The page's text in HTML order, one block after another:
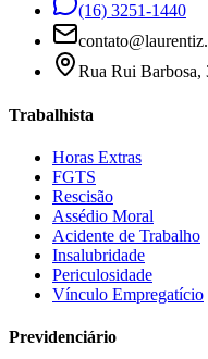
(16) 3251-1440
Rua Rui Barbosa,
Trabalhista
Horas Extras
FGTS
Rescisão
Assédio Moral
Acidente de Trabalho
Insalubridade
Periculosidade
Vínculo Empregatício
Previdenciário